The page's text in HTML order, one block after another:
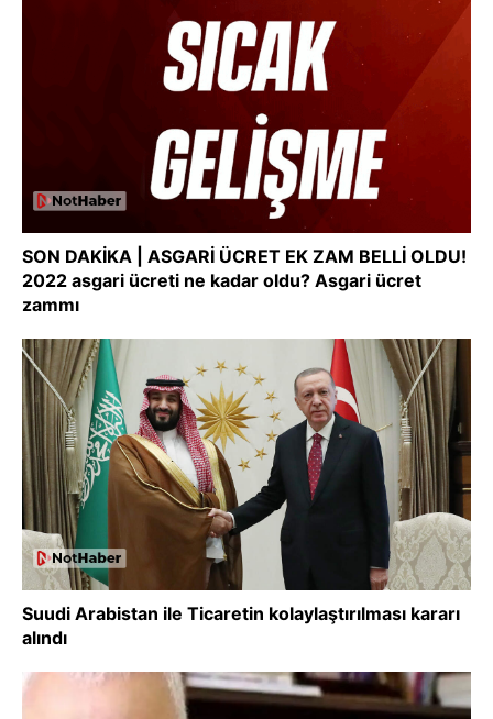
SON DAKİKA | ASGARİ ÜCRET EK ZAM BELLİ OLDU!
2022 asgari ücreti ne kadar oldu? Asgari ücret
zammı
Suudi Arabistan ile Ticaretin kolaylaştırılması kararı
alındı